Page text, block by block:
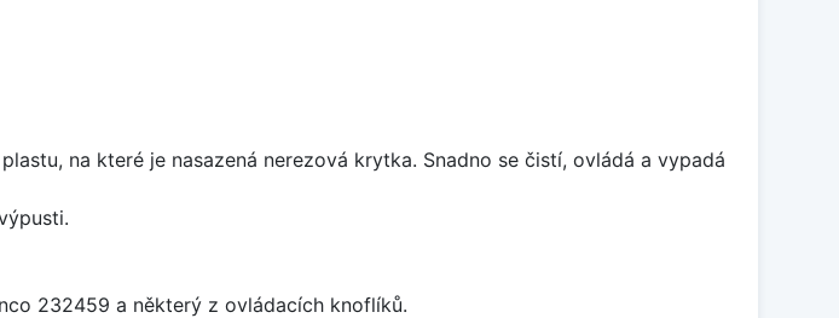
na které je nasazená nerezová krytka. Snadno se čistí, ovládá a vypadá
232459 a některý z ovládacích knoflíků.